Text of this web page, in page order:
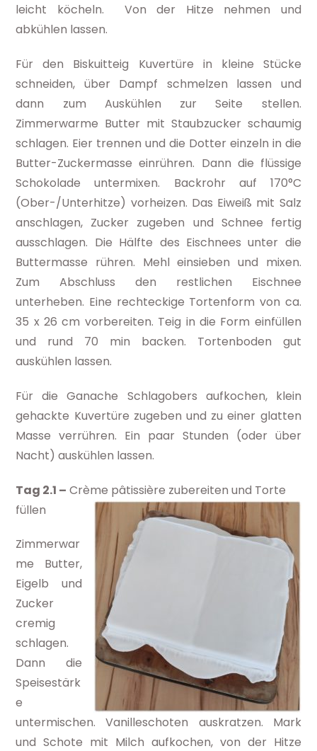
leicht köcheln. Von der Hitze nehmen und
abkühlen lassen.
Für den Biskuitteig Kuvertüre in kleine Stücke
schneiden, über Dampf schmelzen lassen und
dann zum Auskühlen zur Seite stellen.
Zimmerwarme Butter mit Staubzucker schaumig
schlagen. Eier trennen und die Dotter einzeln in die
Butter-Zuckermasse einrühren. Dann die flüssige
Schokolade untermixen. Backrohr auf 170°C
(Ober-/Unterhitze) vorheizen. Das Eiweiß mit Salz
anschlagen, Zucker zugeben und Schnee fertig
ausschlagen. Die Hälfte des Eischnees unter die
Buttermasse rühren. Mehl einsieben und mixen.
Zum Abschluss den restlichen Eischnee
unterheben. Eine rechteckige Tortenform von ca.
35 x 26 cm vorbereiten. Teig in die Form einfüllen
und rund 70 min backen. Tortenboden gut
auskühlen lassen.
Für die Ganache Schlagobers aufkochen, klein
gehackte Kuvertüre zugeben und zu einer glatten
Masse verrühren. Ein paar Stunden (oder über
Nacht) auskühlen lassen.
Tag 2.1 – Crème pâtissière zubereiten und Torte
füllen
Zimmerwar
me Butter,
Eigelb und
Zucker
cremig
schlagen.
Dann die
Speisestärk
e
untermischen. Vanilleschoten auskratzen. Mark
und Schote mit Milch aufkochen, von der Hitze